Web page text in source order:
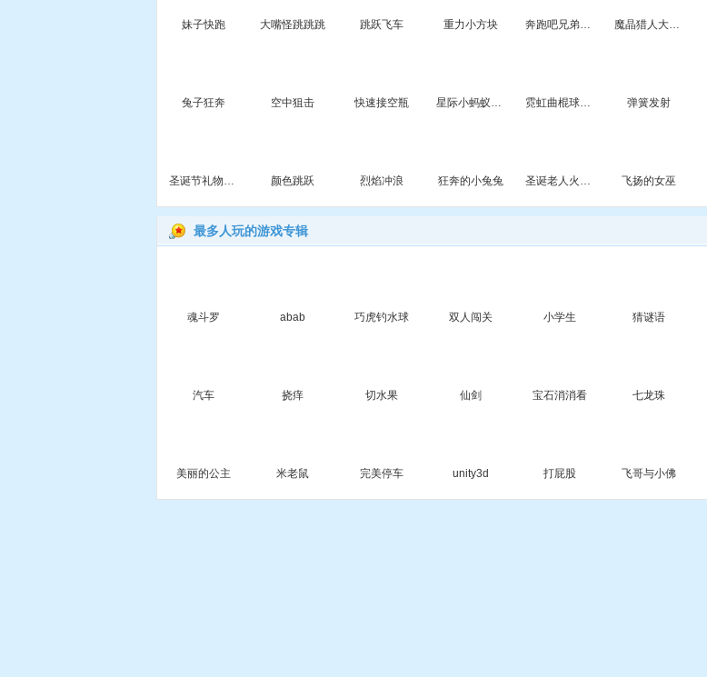
妹子快跑 大嘴怪跳跳跳 跳跃飞车 重力小方块 奔跑吧兄弟撕名牌2 魔晶猎人大跑酷
兔子狂奔 空中狙击 快速接空瓶 星际小蚂蚁吃水果 霓虹曲棍球对决 弹簧发射
圣诞节礼物大收集 颜色跳跃 烈焰冲浪 狂奔的小兔兔 圣诞老人火箭送礼 飞扬的女巫
最多人玩的游戏专辑
魂斗罗 abab 巧虎钓水球 双人闯关 小学生 猜谜语
汽车 挠痒 切水果 仙剑 宝石消消看 七龙珠
美丽的公主 米老鼠 完美停车 unity3d 打屁股 飞哥与小佛